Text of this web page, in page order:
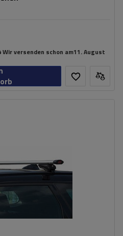
Wir versenden schon am11. August